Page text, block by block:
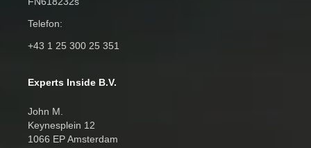
Telefon:
+43 1 25 300 25 351
Experts Inside B.V.
John M.
Keynesplein 12
1066 EP Amsterdam